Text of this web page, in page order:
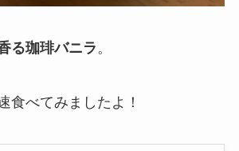
る珈琲バニラ。
食べてみましたよ！